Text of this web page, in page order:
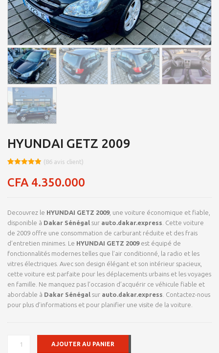
HYUNDAI GETZ 2009
sur 5
basé sur
client
(86 avis client)
CFA 4.350.000
Decouvrez le HYUNDAI GETZ 2009, une voiture économique et fiable,
disponible à Dakar Sénégal sur auto.dakar.express . Cette voiture
de 2009 offre une consommation de carburant réduite et des frais
d’entretien minimes. Le HYUNDAI GETZ 2009est équipé de
fonctionnalités modernes telles que l’air conditionné, la radio et les
vitres électriques. Avec son design élégant et son intérieur spacieux,
cette voiture est parfaite pour les déplacements urbains et les voyages
en famille. Ne manquez pas l’occasion d’acquérir ce véhicule fiable et
abordable à Dakar Sénégal sur auto.dakar.express . Contactez-nous
pour plus d’informations et pour planifier une visite de la voiture.
QUANTITÉ
AJOUTER AU PANIER